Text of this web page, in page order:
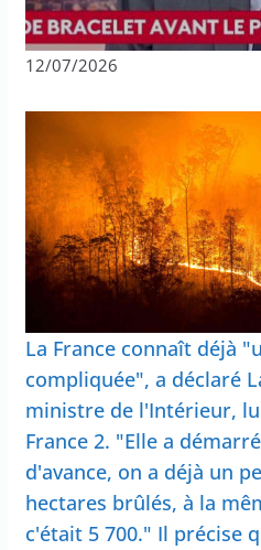
12/07/2026
La France connaît déjà
compliquée", a déclaré
ministre de l'Intérieur,
France 2. "Elle a
d'avance, on a déjà un
hectares brûlés, à la
c'était 5 700." Il précise